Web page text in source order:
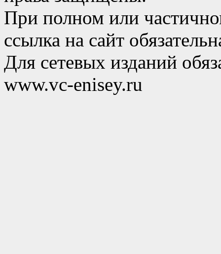
При полном или
ссылка на сайт
Для сетевых изданий
www.vc-enisey.ru